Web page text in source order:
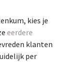
kies je
eerdere
klanten
per
bij onze
advies